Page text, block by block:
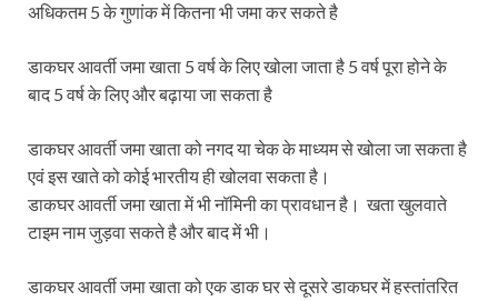
अधिकतम 5 के गुणांक में कितना भी जमा कर सकते है
डाकघर आवर्ती जमा खाता 5 वर्ष के लिए खोला जाता है 5 वर्ष पूरा होने के
बाद 5 वर्ष के लिए और बढ़ाया जा सकता है
डाकघर आवर्ती जमा खाता को नगद या चेक के माध्यम से खोला जा सकता है
एवं इस खाते को कोई भारतीय ही खोलवा सकता है।
डाकघर आवर्ती जमा खाता में भी नॉमिनी का प्रावधान है। खता खुलवाते
टाइम नाम जुड़वा सकते है और बाद में भी।
डाकघर आवर्ती जमा खाता को एक डाक घर से दूसरे डाकघर में हस्तांतरित